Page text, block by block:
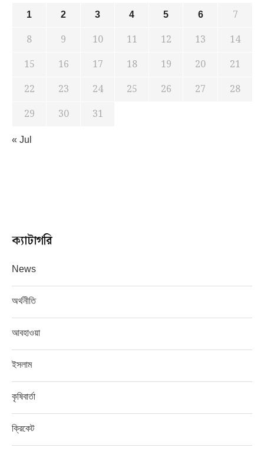
1 2 3 4 5 6
7
8
9 10 11 12 13
14
15
16 17 18 19 20
21
22
23 24 25 26 27
28
29
30 31
« Jul
ক্যাটাগরি
News
অর্থনীতি
আবহাওয়া
ইসলাম
কৃষিবার্তা
ক্রিকেট